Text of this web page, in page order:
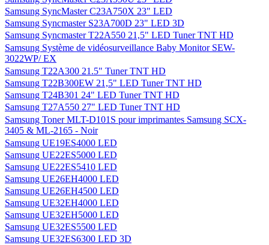
Samsung SyncMaster C23A750X 23" LED
Samsung Syncmaster S23A700D 23" LED 3D
Samsung Syncmaster T22A550 21,5" LED Tuner TNT HD
Samsung Système de vidéosurveillance Baby Monitor SEW-
3022WP/ EX
Samsung T22A300 21.5" Tuner TNT HD
Samsung T22B300EW 21,5" LED Tuner TNT HD
Samsung T24B301 24" LED Tuner TNT HD
Samsung T27A550 27" LED Tuner TNT HD
Samsung Toner MLT-D101S pour imprimantes Samsung SCX-
3405 & ML-2165 - Noir
Samsung UE19ES4000 LED
Samsung UE22ES5000 LED
Samsung UE22ES5410 LED
Samsung UE26EH4000 LED
Samsung UE26EH4500 LED
Samsung UE32EH4000 LED
Samsung UE32EH5000 LED
Samsung UE32ES5500 LED
Samsung UE32ES6300 LED 3D